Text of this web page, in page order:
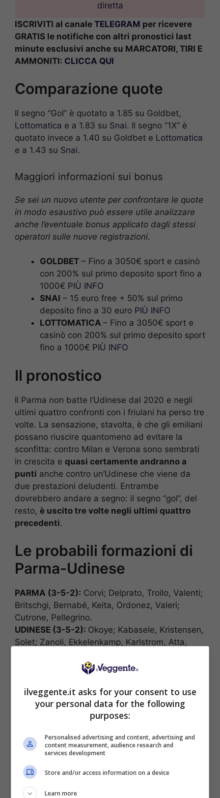
diretta
ISCRIVITI al canale TELEGRAM per ricevere
GRATIS le notifiche con altri pronostici last
minute esclusivi anche su MARCATORI, TIRI E
AMMONITI: CLICCA QUI
Comparazione quote
Il segno “Gol” è quotato a 1.85 su Goldbet,
Lottomatica e a 1.83 su Snai. Il segno “1X” è
quotato invece a 1.40 su Goldbet e Lottomatica
e a 1.43 su Snai.
Maggiori informazioni sui bonus
Se sei un nuovo utente per confrontare le quote
in modo esaustivo può essere utile analizzare
anche l’eventuale bonus applicato dagli stessi
operatori sulle nuove registrazioni.
GOLDBET – Fino a 3050€ sport e casinò
con 200% sul primo deposito sport fino a
1000€ PIÙ INFO
SNAI – 15 euro free + 50% sul primo
deposito fino a 30 euro PIÙ INFO
LOTTOMATICA – Fino a 3050€ sport e
casinò con 200% sul primo deposito sport
fino a 1000€ PIÙ INFO
Il pronostico
Il Parma non batte l’Udinese dal 2020 e negli
ultimi quattro confronti con i friulani ha perso tre
volte. La sensazione, stavolta, è che gli emiliani
possano riuscire quantomeno ad evitare la
sconfitta: contro Milan e Verona sono sembrati
in crescita e quasi certamente andranno a
punti anche contro un’Udinese che viene da
due prestazioni deludenti. Entrambe
dovrebbero andare a segno: il segno “gol”, del
resto, è uscito tre volte negli ultimi quattro
precedenti.
Le probabili formazioni di
Parma-Udinese
PARMA (3-5-2): Corvi; Delprato, Troilo, Valenti;
Britschgi, Bernabé, Keita, Ordonez, Valeri;
Cutrone, Pellegrino.
UDINESE (3-5-2): Okoye; Kabasele, Kristensen,
Solet; Zanoli, Ekkelenkamp, Karlstrom, Atta,
POSSIBILE RISULTATO: 1-1
BONUS SPORTBET: 100€ SUBITO
Bonus 50€ SENZA deposito + fino a 50€ di
ilveggente.it asks for your consent to use
your personal data for the following
purposes:
Personalised advertising and content, advertising and
content measurement, audience research and
services development
Store and/or access information on a device
Learn more